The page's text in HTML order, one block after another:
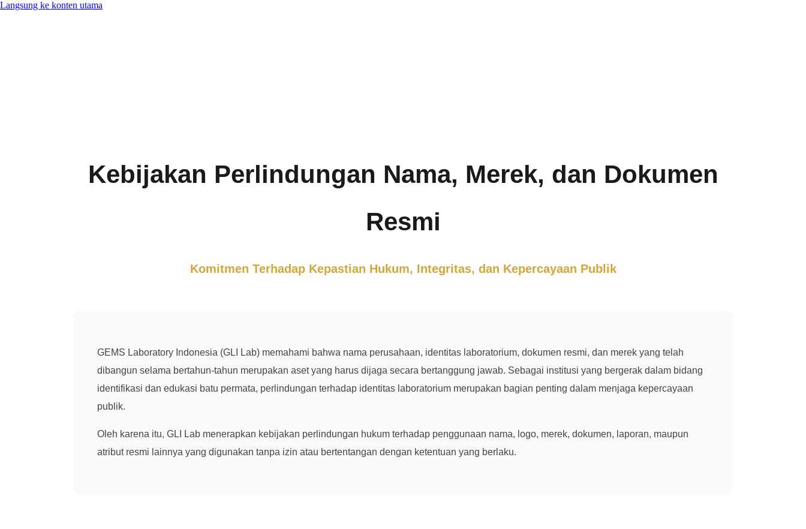
Langsung ke konten utama
Kebijakan Perlindungan Nama, Merek, dan Dokumen
Resmi
Komitmen Terhadap Kepastian Hukum, Integritas, dan Kepercayaan Publik
GEMS Laboratory Indonesia (GLI Lab) memahami bahwa nama perusahaan, identitas laboratorium, dokumen resmi, dan merek yang telah
dibangun selama bertahun-tahun merupakan aset yang harus dijaga secara bertanggung jawab. Sebagai institusi yang bergerak dalam bidang
identifikasi dan edukasi batu permata, perlindungan terhadap identitas laboratorium merupakan bagian penting dalam menjaga kepercayaan
publik.
Oleh karena itu, GLI Lab menerapkan kebijakan perlindungan hukum terhadap penggunaan nama, logo, merek, dokumen, laporan, maupun
atribut resmi lainnya yang digunakan tanpa izin atau bertentangan dengan ketentuan yang berlaku.